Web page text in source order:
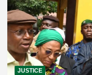
JUSTICE